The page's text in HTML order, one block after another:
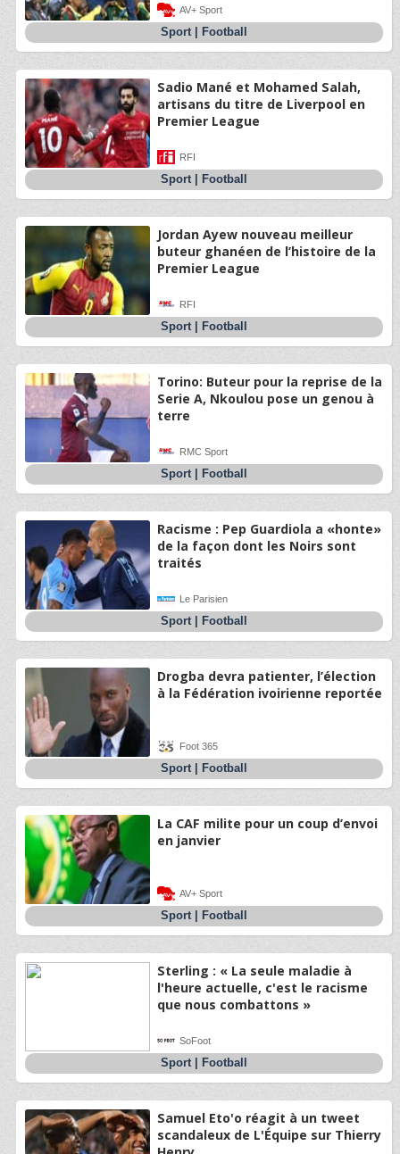
AV+ Sport
Sport| Football
Sadio Mané et Mohamed Salah,
artisans du titre de Liverpool en
Premier League
RFI
Sport| Football
Jordan Ayew nouveau meilleur
buteur ghanéen de l’histoire de la
Premier League
RFI
Sport| Football
Torino: Buteur pour la reprise de la
Serie A, Nkoulou pose un genou à
terre
RMC Sport
Sport| Football
Racisme : Pep Guardiola a «honte»
de la façon dont les Noirs sont
traités
Le Parisien
Sport| Football
Drogba devra patienter, l’élection
à la Fédération ivoirienne reportée
Foot 365
Sport| Football
La CAF milite pour un coup d’envoi
en janvier
AV+ Sport
Sport| Football
Sterling : « La seule maladie à
l'heure actuelle, c'est le racisme
que nous combattons »
SoFoot
Sport| Football
Samuel Eto'o réagit à un tweet
scandaleux de L'Équipe sur Thierry